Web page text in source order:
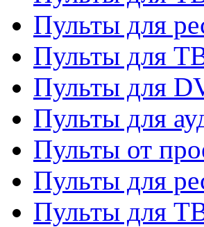
Пульты для
Пульты для
Пульты для
Пульты для
Пульты от
Пульты для
Пульты для